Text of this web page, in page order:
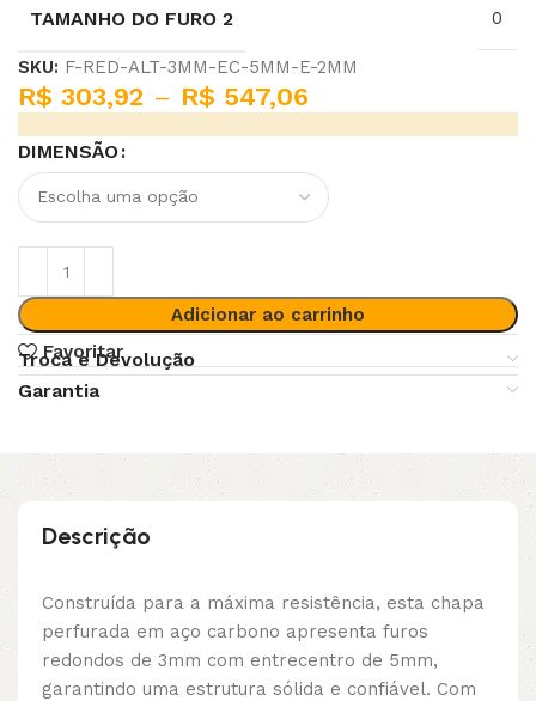
TAMANHO DO FURO 2 0
SKU: F-RED-ALT-3MM-EC-5MM-E-2MM
R$ 303,92 – R$ 547,06
DIMENSÃO
Adicionar ao carrinho
Favoritar
Troca e Devolução
Garantia
Descrição
Construída para a máxima resistência, esta chapa
perfurada em aço carbono apresenta furos
redondos de 3mm com entrecentro de 5mm,
garantindo uma estrutura sólida e confiável. Com